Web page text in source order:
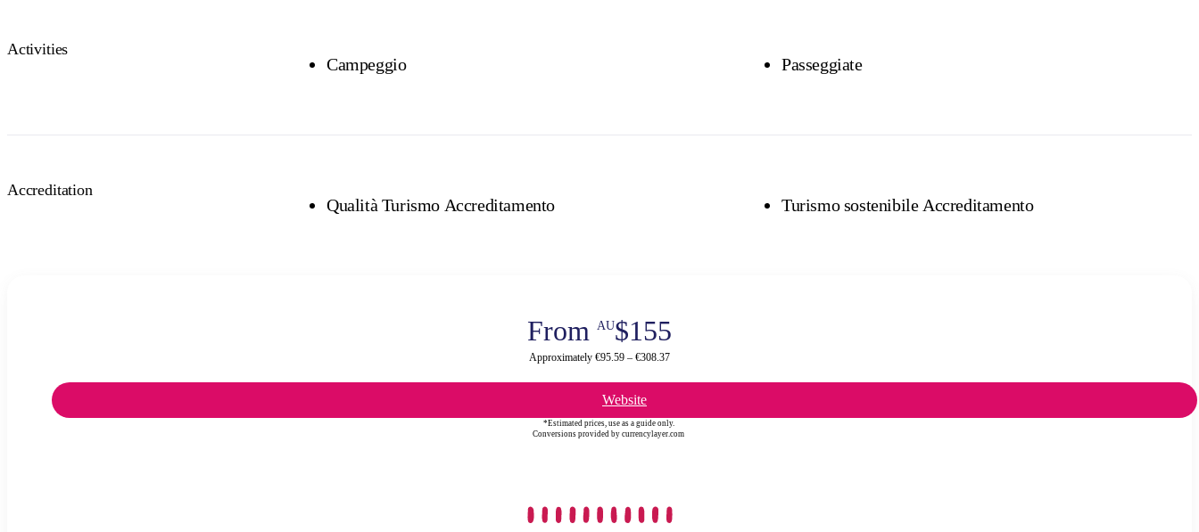
Activities
Campeggio Passeggiate
Accreditation
Qualità Turismo Accreditamento Turismo sostenibile Accreditamento
From AU$155
Approximately €95.59 – €308.37
Website
*Estimated prices, use as a guide only.
Conversions provided by currencylayer.com